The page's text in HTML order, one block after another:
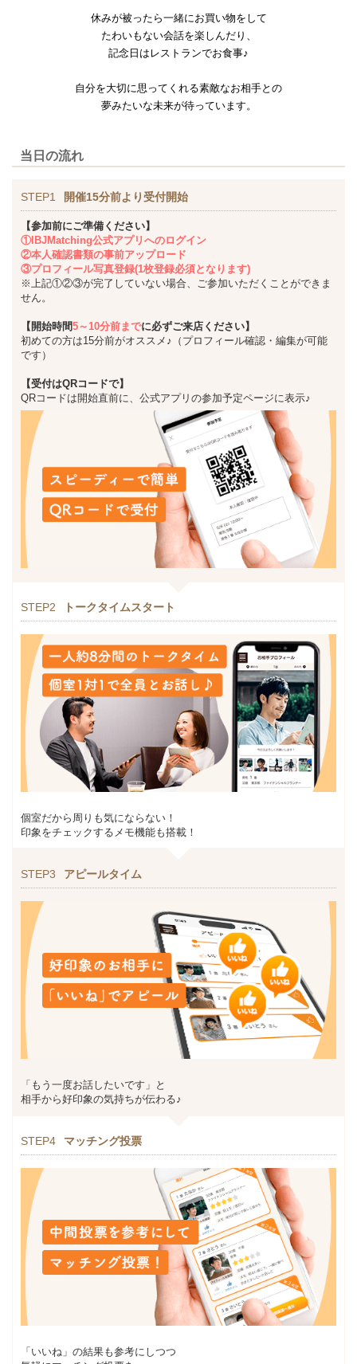
休みが被ったら一緒にお買い物をして
たわいもない会話を楽しんだり、
記念日はレストランでお食事♪
自分を大切に思ってくれる素敵なお相手との
夢みたいな未来が待っています。
当日の流れ
STEP1 開催15分前より受付開始
【参加前にご準備ください】
①IBJMatching公式アプリへのログイン
②本人確認書類の事前アップロード
③プロフィール写真登録(1枚登録必須となります)
※上記①②③が完了していない場合、ご参加いただくことができま
せん。
【開始時間5～10分前までに必ずご来店ください】
初めての方は15分前がオススメ♪（プロフィール確認・編集が可能
です）
【受付はQRコードで】
QRコードは開始直前に、公式アプリの参加予定ページに表示♪
STEP2 トークタイムスタート
個室だから周りも気にならない！
印象をチェックするメモ機能も搭載！
STEP3 アピールタイム
「もう一度お話したいです」と
相手から好印象の気持ちが伝わる♪
STEP4 マッチング投票
「いいね」の結果も参考にしつつ